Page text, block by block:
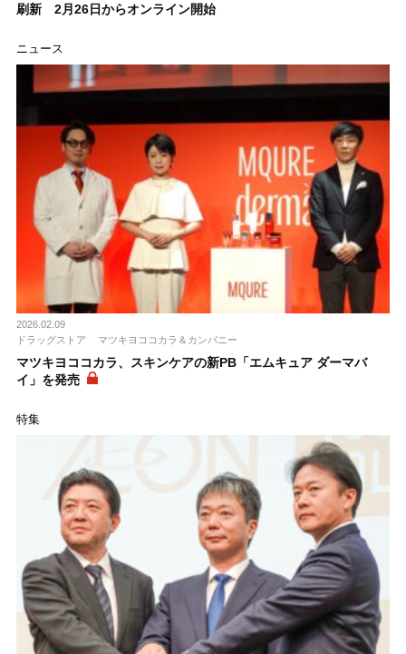
刷新 2月26日からオンライン開始
ニュース
2026.02.09
ドラッグストア
マツキヨココカラ＆カンパニー
マツキヨココカラ、スキンケアの新PB「エムキュア ダーマバ
イ」を発売
特集